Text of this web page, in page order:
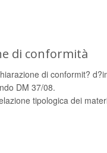
di conformità
di conformit?
DM 37/08.
tipologica dei